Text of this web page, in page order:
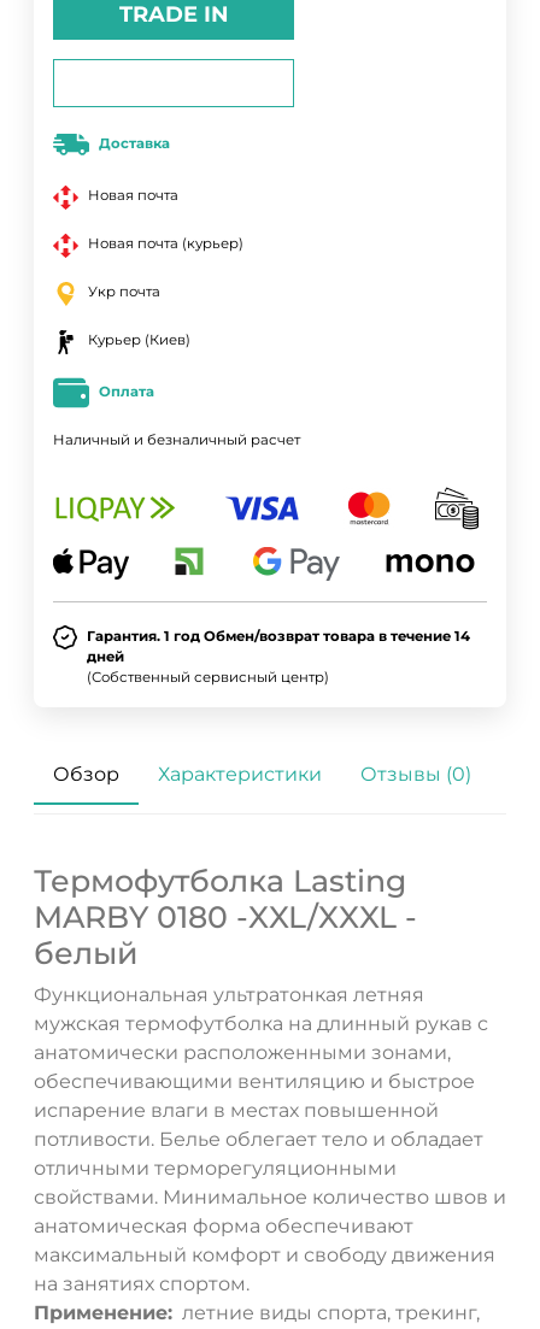
TRADE IN
Доставка
Новая почта
Новая почта (курьер)
Укр почта
Курьер (Киев)
Оплата
Наличный и безналичный расчет
Гарантия. 1 год Обмен/возврат товара в течение 14
дней
(Собственный сервисный центр)
Обзор Характеристики Отзывы (0)
Термофутболка Lasting
MARBY 0180 -XXL/XXXL -
белый
Функциональная ультратонкая летняя
мужская термофутболка на длинный рукав с
анатомически расположенными зонами,
обеспечивающими вентиляцию и быстрое
испарение влаги в местах повышенной
потливости. Белье облегает тело и обладает
отличными терморегуляционными
свойствами. Минимальное количество швов и
анатомическая форма обеспечивают
максимальный комфорт и свободу движения
на занятиях спортом.
Применение: летние виды спорта, трекинг,